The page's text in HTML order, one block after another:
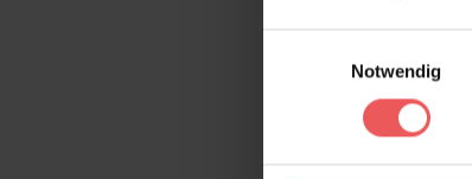
Notwendig